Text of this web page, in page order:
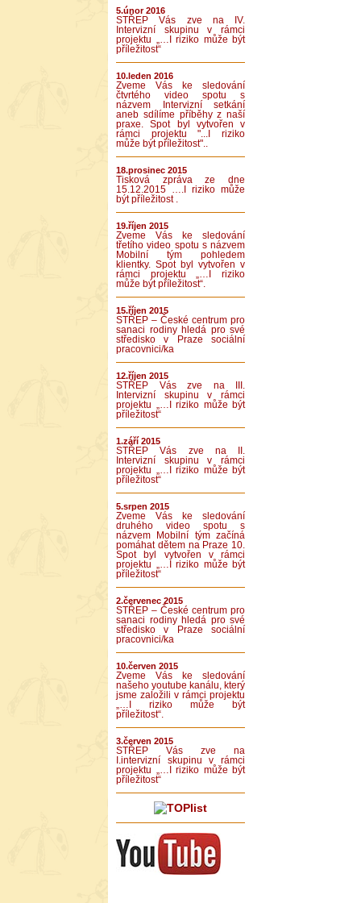
5.únor 2016
STŘEP Vás zve na IV.
Intervizní skupinu v rámci
projektu „…I riziko může být
příležitost“
10.leden 2016
Zveme Vás ke sledování
čtvrtého video spotu s
názvem Intervizní setkání
aneb sdílíme příběhy z naší
praxe. Spot byl vytvořen v
rámci projektu "...I riziko
může být příležitost"..
18.prosinec 2015
Tisková zpráva ze dne
15.12.2015 ….I riziko může
být příležitost .
19.říjen 2015
Zveme Vás ke sledování
třetího video spotu s názvem
Mobilní tým pohledem
klientky. Spot byl vytvořen v
rámci projektu „…I riziko
může být příležitost“.
15.říjen 2015
STŘEP – České centrum pro
sanaci rodiny hledá pro své
středisko v Praze sociální
pracovnici/ka
12.říjen 2015
STŘEP Vás zve na III.
Intervizní skupinu v rámci
projektu „…I riziko může být
příležitost“
1.září 2015
STŘEP Vás zve na II.
Intervizní skupinu v rámci
projektu „…I riziko může být
příležitost“
5.srpen 2015
Zveme Vás ke sledování
druhého video spotu s
názvem Mobilní tým začíná
pomáhat dětem na Praze 10.
Spot byl vytvořen v rámci
projektu „…I riziko může být
příležitost“
2.červenec 2015
STŘEP – České centrum pro
sanaci rodiny hledá pro své
středisko v Praze sociální
pracovnici/ka
10.červen 2015
Zveme Vás ke sledování
našeho youtube kanálu, který
jsme založili v rámci projektu
„…I riziko může být
příležitost“.
3.červen 2015
STŘEP Vás zve na
I.intervizní skupinu v rámci
projektu „…I riziko může být
příležitost“